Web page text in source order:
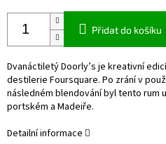
Přidat do košíku
Dvanáctiletý Doorly’s je kreativní
destilerie Foursquare. Po zrání v
následném blendování byl tento rum
portském a Madeiře.
Detailní informace